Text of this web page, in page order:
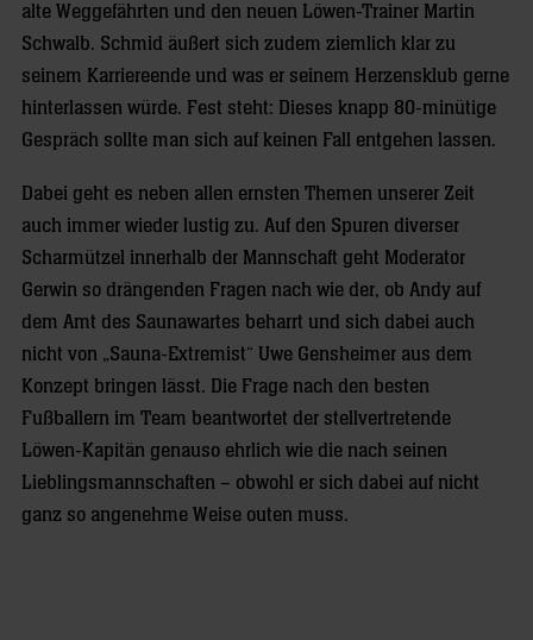
alte Weggefährten und den neuen Löwen-Trainer Martin
Schwalb. Schmid äußert sich zudem ziemlich klar zu
seinem Karriereende und was er seinem Herzensklub gerne
hinterlassen würde. Fest steht: Dieses knapp 80-minütige
Gespräch sollte man sich auf keinen Fall entgehen lassen.
Dabei geht es neben allen ernsten Themen unserer Zeit
auch immer wieder lustig zu. Auf den Spuren diverser
Scharmützel innerhalb der Mannschaft geht Moderator
Gerwin so drängenden Fragen nach wie der, ob Andy auf
dem Amt des Saunawartes beharrt und sich dabei auch
nicht von „Sauna-Extremist“ Uwe Gensheimer aus dem
Konzept bringen lässt. Die Frage nach den besten
Fußballern im Team beantwortet der stellvertretende
Löwen-Kapitän genauso ehrlich wie die nach seinen
Lieblingsmannschaften – obwohl er sich dabei auf nicht
ganz so angenehme Weise outen muss.